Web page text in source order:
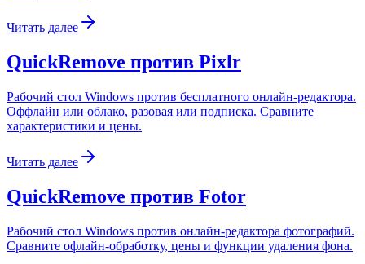
Читать далее
QuickRemove против Pixlr
Рабочий стол Windows против бесплатного онлайн-редактора.
Оффлайн или облако, разовая или подписка. Сравните
характеристики и цены.
Читать далее
QuickRemove против Fotor
Рабочий стол Windows против онлайн-редактора фотографий.
Сравните офлайн-обработку, цены и функции удаления фона.